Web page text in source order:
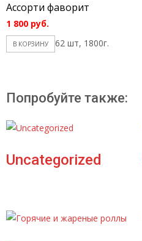
Ассорти фаворит
1 800 руб.
В КОРЗИНУ 62 шт, 1800г.
Попробуйте также:
Uncategorized